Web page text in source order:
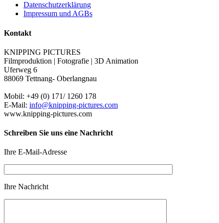
Datenschutzerklärung
Impressum und AGBs
Kontakt
KNIPPING PICTURES
Filmproduktion | Fotografie | 3D Animation
Uferweg 6
88069 Tettnang- Oberlangnau
Mobil: +49 (0) 171/ 1260 178
E-Mail: info@knipping-pictures.com
www.knipping-pictures.com
Schreiben Sie uns eine Nachricht
Ihre E-Mail-Adresse
Ihre Nachricht